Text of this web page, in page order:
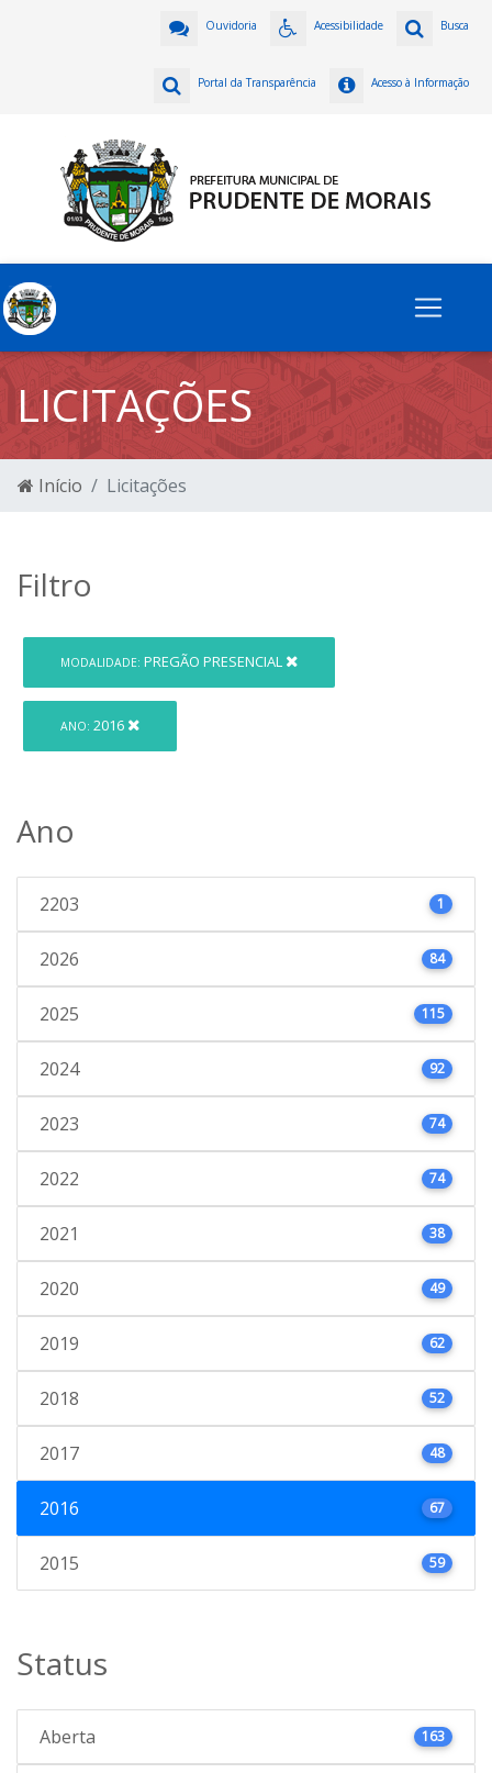
Busca
Acessibilidade
Ouvidoria
Acesso à Informação
Portal da Transparência
LICITAÇÕES
Início Licitações
Filtro
MODALIDADE: PREGÃO PRESENCIAL
ANO: 2016
Ano
2203 1
2026 84
2025 115
2024 92
2023 74
2022 74
2021 38
2020 49
2019 62
2018 52
2017 48
2016 67
2015 59
Status
Aberta 163